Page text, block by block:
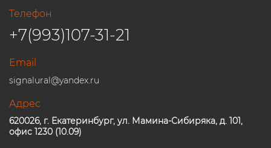
Телефон
+7(993)107-31-21
Email
signalural@yandex.ru
Адрес
620026, г. Екатеринбург, ул. Мамина-Сибиряка, д. 101,
офис 1230 (10.09)